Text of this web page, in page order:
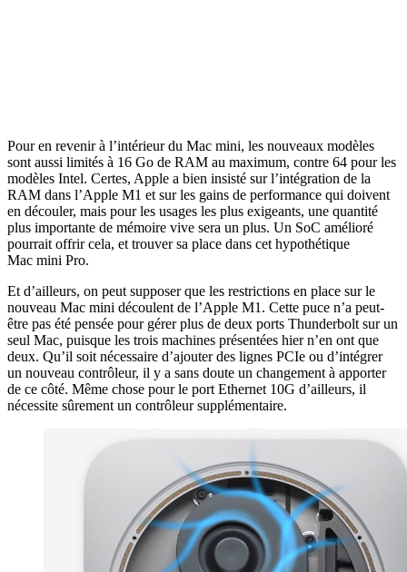
Pour en revenir à l’intérieur du Mac mini, les nouveaux modèles
sont aussi limités à 16 Go de RAM au maximum, contre 64 pour les
modèles Intel. Certes, Apple a bien insisté sur l’intégration de la
RAM dans l’Apple M1 et sur les gains de performance qui doivent
en découler, mais pour les usages les plus exigeants, une quantité
plus importante de mémoire vive sera un plus. Un SoC amélioré
pourrait offrir cela, et trouver sa place dans cet hypothétique
Mac mini Pro.
Et d’ailleurs, on peut supposer que les restrictions en place sur le
nouveau Mac mini découlent de l’Apple M1. Cette puce n’a peut-
être pas été pensée pour gérer plus de deux ports Thunderbolt sur un
seul Mac, puisque les trois machines présentées hier n’en ont que
deux. Qu’il soit nécessaire d’ajouter des lignes PCIe ou d’intégrer
un nouveau contrôleur, il y a sans doute un changement à apporter
de ce côté. Même chose pour le port Ethernet 10G d’ailleurs, il
nécessite sûrement un contrôleur supplémentaire.